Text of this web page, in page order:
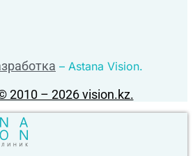
– Astana Vision.
2010 – 2026 vision.kz.